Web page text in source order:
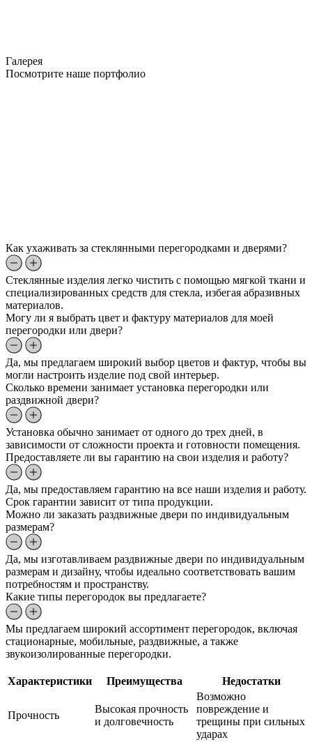
Галерея
Посмотрите наше портфолио
Как ухаживать за стеклянными перегородками и дверями?
Стеклянные изделия легко чистить с помощью мягкой ткани и
специализированных средств для стекла, избегая абразивных
материалов.
Могу ли я выбрать цвет и фактуру материалов для моей
перегородки или двери?
Да, мы предлагаем широкий выбор цветов и фактур, чтобы вы
могли настроить изделие под свой интерьер.
Сколько времени занимает установка перегородки или
раздвижной двери?
Установка обычно занимает от одного до трех дней, в
зависимости от сложности проекта и готовности помещения.
Предоставляете ли вы гарантию на свои изделия и работу?
Да, мы предоставляем гарантию на все наши изделия и работу.
Срок гарантии зависит от типа продукции.
Можно ли заказать раздвижные двери по индивидуальным
размерам?
Да, мы изготавливаем раздвижные двери по индивидуальным
размерам и дизайну, чтобы идеально соответствовать вашим
потребностям и пространству.
Какие типы перегородок вы предлагаете?
Мы предлагаем широкий ассортимент перегородок, включая
стационарные, мобильные, раздвижные, а также
звукоизолированные перегородки.
Характеристики Преимущества Недостатки
Прочность
Высокая прочность
и долговечность
Возможно
повреждение и
трещины при сильных
ударах